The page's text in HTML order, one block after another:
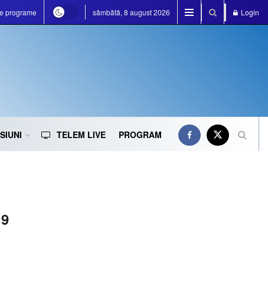
programe sâmbătă, 8 august 2026 Login
TELEM LIVE PROGRAM